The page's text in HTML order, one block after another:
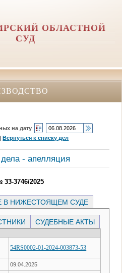
ОБЛАСТНОЙ
СУД
на дату
|Вернуться к списку дел
- апелляция
3746/2025
В НИЖЕСТОЯЩЕМ СУДЕ
СУДЕБНЫЕ АКТЫ
54RS0002-01-2024-003873-53
09.04.2025